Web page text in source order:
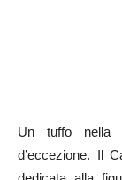
Un tuffo nella
d’eccezione. Il